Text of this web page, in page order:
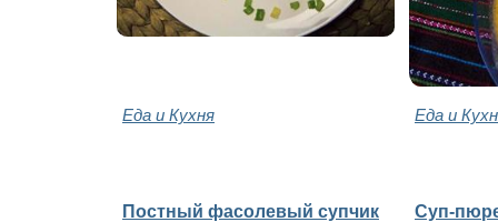
Еда и Кухня Еда и
Постный фасолевый супчик
Суп-